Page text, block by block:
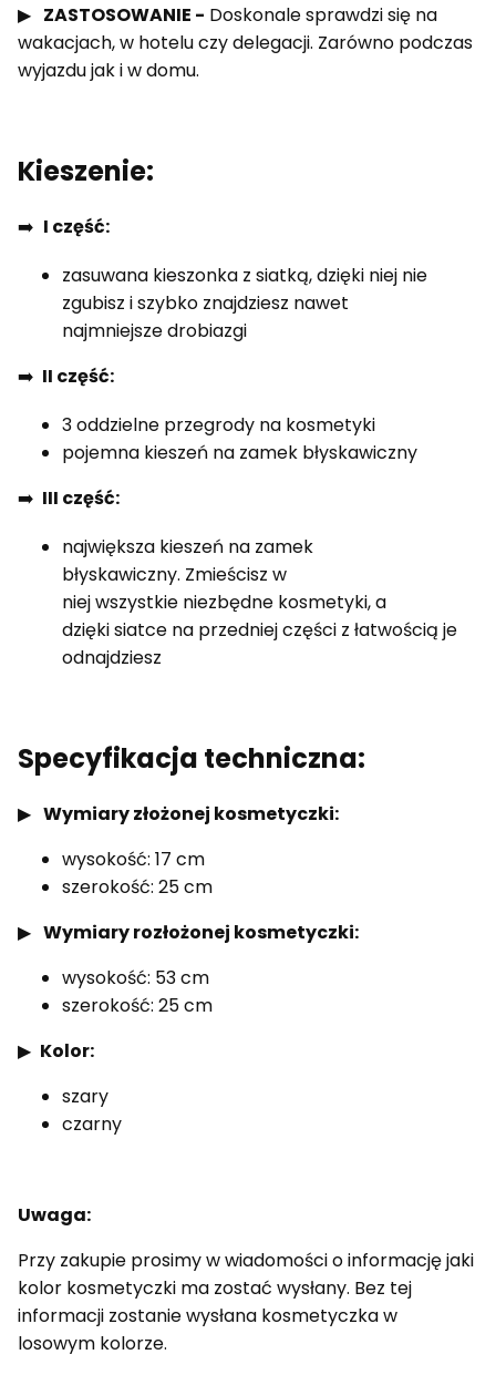
▶ ZASTOSOWANIE - Doskonale sprawdzi się na
wakacjach, w hotelu czy delegacji. Zarówno podczas
wyjazdu jak i w domu.
Kieszenie:
➡️ I część:
zasuwana kieszonka z siatką, dzięki niej nie
zgubisz i szybko znajdziesz nawet
najmniejsze drobiazgi
➡️ II część:
3 oddzielne przegrody na kosmetyki
pojemna kieszeń na zamek błyskawiczny
➡️ III część:
największa kieszeń na zamek
błyskawiczny. Zmieścisz w
niej wszystkie niezbędne kosmetyki, a
dzięki siatce na przedniej części z łatwością je
odnajdziesz
Specyfikacja techniczna:
▶ Wymiary złożonej kosmetyczki:
wysokość: 17 cm
szerokość: 25 cm
▶ Wymiary rozłożonej kosmetyczki:
wysokość: 53 cm
szerokość: 25 cm
▶ Kolor:
szary
czarny
Uwaga:
Przy zakupie prosimy w wiadomości o informację jaki
kolor kosmetyczki ma zostać wysłany. Bez tej
informacji zostanie wysłana kosmetyczka w
losowym kolorze.